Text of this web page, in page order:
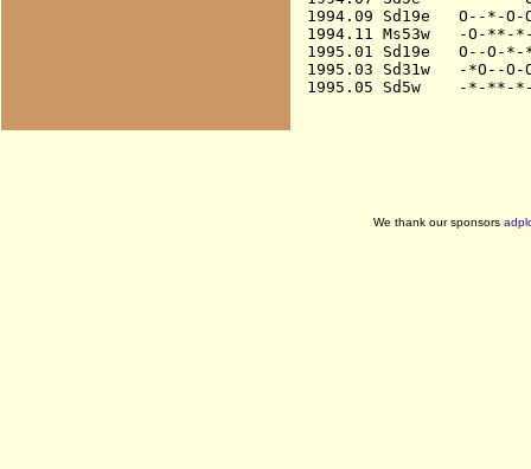
1994.09 Sd19e   O--*-O-
1994.11 Ms53w   -O-
1995.01 Sd19e   O--O-
1995.03 Sd31w   -*O--O-
We thank our sponsors